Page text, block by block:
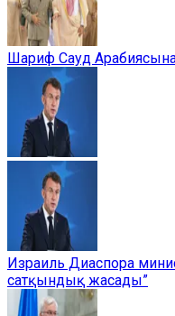
Шариф Сауд
Израиль Диаспора
сатқындық жасады”